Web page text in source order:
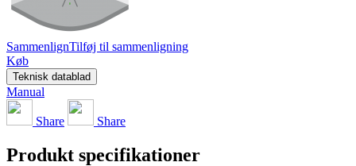
SammenlignTilføj til sammenligning
Køb
Teknisk datablad
Manual
Share Share
Produkt specifikationer